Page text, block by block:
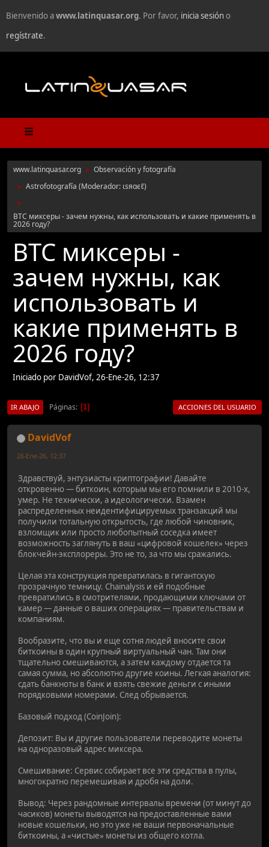
Bienvenido awww.latinquasar.org. Por favor, inicia sesióno
regístrate.
www.latinquasar.org ► Observación y fotografía
► Astrofotografía (Moderador: ιѕяαєℓ)
►
BTC миксеры - зачем нужны, как использовать и какие применять в
2026 году?
BTC миксеры -
зачем нужны, как
использовать и
какие применять в
2026 году?
Iniciado por DavidVof, 26-Ene-26, 12:37
IR ABAJO Páginas 1 ACCIONES DEL USUARIO
DavidVof
26-Ene-26, 12:37
Здравствуй, энтузиасты криптографии! Давайте
откровенно — биткоин, которым мы его помнили в 2010-х,
умер. Не технически, а идеологически. Взамен
распределенных неидентифицируемых транзакций мы
получили тотальную открытость, где любой чиновник,
взломщик или просто любопытный соседка имеет
возможность заглянуть в ваш «цифровой кошелек» через
блокчейн-эксплореры. Это не то, за что мы сражались.
Целая эта конструкция превратилась в гигантскую
прозрачную темницу. Chainalysis и ей подобные
превратились в смотрителями, продающими ключами от
камер — данные о ваших операциях — правительствам и
компаниям.
Вообразите, что вы и еще сотня людей вносите свои
биткоины в один крупный виртуальный чан. Там они
тщательно смешиваются, а затем каждому отдается та
самая сумма, но абсолютно другие коины. Легкая аналогия:
сдать банкноты в банк и взять свежие деньги с иными
порядковыми номерами. След обрывается.
Базовый подход (CoinJoin):
Депозит: Вы и другие пользователи переводите монеты
на одноразовый адрес миксера.
Смешивание: Сервис собирает все эти средства в пулы,
многократно перемешивая и дробя на доли.
Вывод: Через рандомные интервалы времени (от минут до
часиков) монеты выводятся на предоставленные вами
новые кошельки, но это уже не ваши первоначальные
биткоины, а «чистые» монеты из общего котла.